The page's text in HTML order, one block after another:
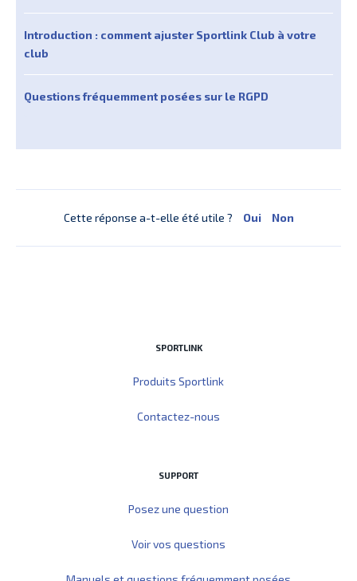
Introduction : comment ajuster Sportlink Club à votre
club
Questions fréquemment posées sur le RGPD
Cette réponse a-t-elle été utile ? Oui Non
SPORTLINK
Produits Sportlink
Contactez-nous
SUPPORT
Posez une question
Voir vos questions